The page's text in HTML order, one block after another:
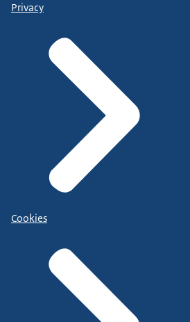
Privacy
Cookies